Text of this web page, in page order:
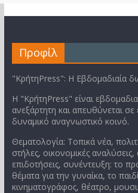
Προφίλ
"ΚρήτηPress": Η Εβδομαδιαία
Η "ΚρήτηPress" είναι
ανεξάρτητη και απευθύνεται σε
δυναμικό αναγνωστικό κοινό.
Θεματολογία: Τοπικά νέα,
στήλες, οικονομικές
επιδοτήσεις, συνέντευξη: το
θέματα για την γυναίκα, το
κινηματογράφος, θέατρο,